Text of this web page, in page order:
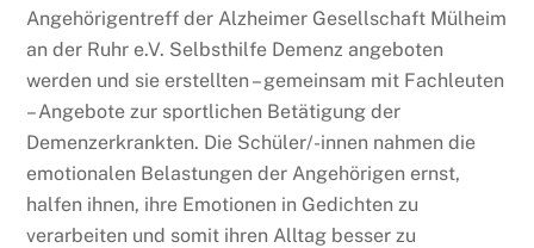
Angehörigentreff der Alzheimer Gesellschaft Mülheim
an der Ruhr e.V. Selbsthilfe Demenz angeboten
werden und sie erstellten – gemeinsam mit Fachleuten
– Angebote zur sportlichen Betätigung der
Demenzerkrankten. Die Schüler/-innen nahmen die
emotionalen Belastungen der Angehörigen ernst,
halfen ihnen, ihre Emotionen in Gedichten zu
verarbeiten und somit ihren Alltag besser zu